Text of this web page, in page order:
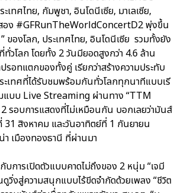
เทศไทย, กัมพูชา, อินโดนีเซีย, มาเลเซีย,
อง #GFRunTheWorldConcertD2 พุ่งขึ้น
ของโลก, ประเทศไทย, อินโดนีเซีย รวมทั้งยัง
วโลก โดยทั้ง 2 วันมียอดสูงกว่า 4.6 ล้าน
อทแตกของทั้งคู่ เรียกว่าสร้างความประทับ
ระเทศที่ได้รับชมพร้อมกันทั่วโลกทุกนาทีแบบเรี
แบบ Live Streaming ผ่านทาง “TTM
รอบการแสดงที่ไม่เหมือนกัน บอกเลยว่ามันส์
31 สิงหาคม และวันอาทิตย์ที่ 1 กันยายน
เมืองทองธานี ที่ผ่านมา
บการเปิดตัวแบบคาดไม่ถึงของ 2 หนุ่ม “เจมี
วิ่งสู่ความสนุกแบบไร้ขีดจำกัดด้วยเพลง “ชีวิต